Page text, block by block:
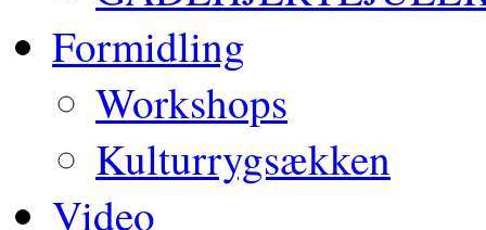
Formidling
Workshops
Kulturrygsækken
Video